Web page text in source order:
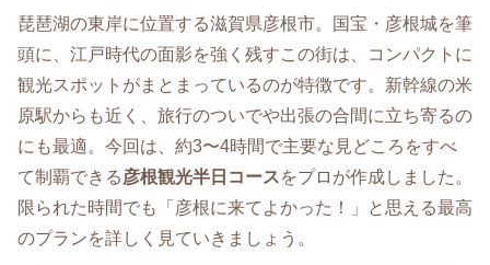
琵琶湖の東岸に位置する滋賀県彦根市。国宝・彦根城を筆
頭に、江戸時代の面影を強く残すこの街は、コンパクトに
観光スポットがまとまっているのが特徴です。新幹線の米
原駅からも近く、旅行のついでや出張の合間に立ち寄るの
にも最適。今回は、約3〜4時間で主要な見どころをすべ
て制覇できる彦根観光半日コースをプロが作成しました。
限られた時間でも「彦根に来てよかった！」と思える最高
のプランを詳しく見ていきましょう。